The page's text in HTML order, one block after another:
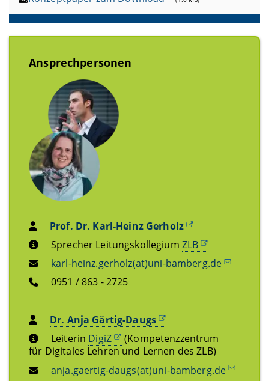
Ansprechpersonen
Prof. Dr. Karl-Heinz Gerholz
Sprecher Leitungskollegium ZLB
karl-heinz.gerholz(at)uni-bamberg.de
0951 / 863 - 2725
Dr. Anja Gärtig-Daugs
Leiterin DigiZ
(Kompetenzzentrum
für Digitales Lehren und Lernen des ZLB)
anja.gaertig-daugs(at)uni-bamberg.de